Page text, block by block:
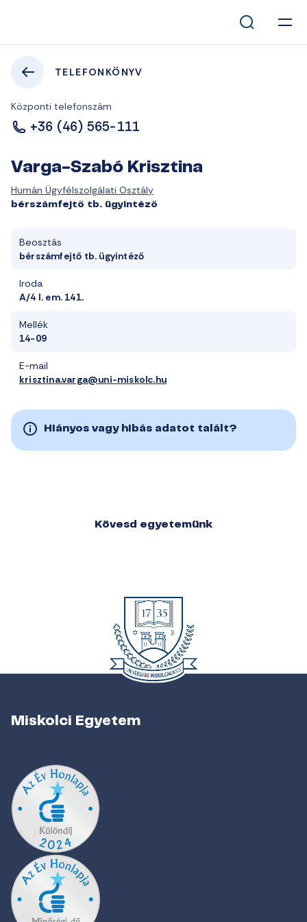
TELEFONKÖNYV
Központi telefonszám
+36 (46) 565-111
Varga-Szabó Krisztina
Humán Ügyfélszolgálati Osztály
bérszámfejtő tb. ügyintéző
Beosztás
bérszámfejtő tb. ügyintéző
Iroda
A/4 I. em. 141.
Mellék
14-09
E-mail
krisztina.varga@uni-miskolc.hu
Hiányos vagy hibás adatot talált?
Kövesd egyetemünk
Miskolci Egyetem